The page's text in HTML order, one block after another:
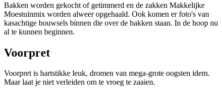
Bakken worden gekocht of getimmerd en de zakken Makkelijke
Moestuinmix worden alweer opgehaald. Ook komen er foto's van
kasachtige bouwsels binnen die over de bakken staan. In de hoop nu
al te kunnen beginnen.
Voorpret
Voorpret is hartstikke leuk, dromen van mega-grote oogsten idem.
Maar laat je niet verleiden om te vroeg te zaaien.